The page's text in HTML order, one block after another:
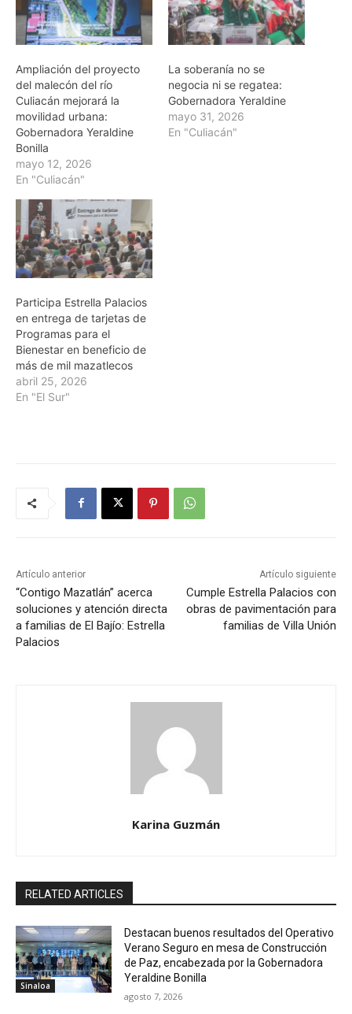
Ampliación del proyecto
del malecón del río
Culiacán mejorará la
movilidad urbana:
Gobernadora Yeraldine
Bonilla
mayo 12, 2026
En "Culiacán"
La soberanía no se
negocia ni se regatea:
Gobernadora Yeraldine
mayo 31, 2026
En "Culiacán"
Participa Estrella Palacios
en entrega de tarjetas de
Programas para el
Bienestar en beneficio de
más de mil mazatlecos
abril 25, 2026
En "El Sur"
Artículo anterior
“Contigo Mazatlán” acerca
soluciones y atención directa
a familias de El Bajío: Estrella
Palacios
Artículo siguiente
Cumple Estrella Palacios con
obras de pavimentación para
familias de Villa Unión
Karina Guzmán
RELATED ARTICLES
Sinaloa
Destacan buenos resultados del Operativo
Verano Seguro en mesa de Construcción
de Paz, encabezada por la Gobernadora
Yeraldine Bonilla
agosto 7, 2026